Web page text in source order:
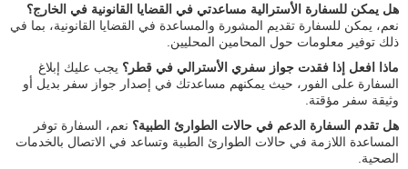
هل يمكن للسفارة الأسترالية مساعدتي في القضايا القانونية في الخارج؟
نعم، يمكن للسفارة تقديم المشورة والمساعدة في القضايا القانونية، بما في
ذلك توفير معلومات حول المحامين المحليين.
ماذا افعل إذا فقدت جواز سفري الأسترالي في قطر؟ يجب عليك إبلاغ
السفارة على الفور، حيث يمكنهم مساعدتك في إصدار جواز سفر بديل أو
وثيقة سفر مؤقتة.
هل تقدم السفارة الدعم في حالات الطوارئ الطبية؟ نعم، السفارة توفر
المساعدة اللازمة في حالات الطوارئ الطبية وتساعد في الاتصال بالخدمات
الصحية.